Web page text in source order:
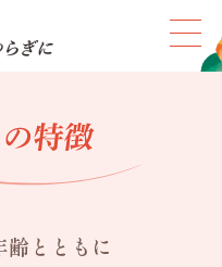
齢とともに